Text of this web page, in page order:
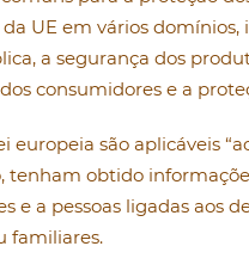
UE em vários
a segurança dos
consumidores e a
são aplicáveis
tenham obtido
e a pessoas ligadas aos
familiares.